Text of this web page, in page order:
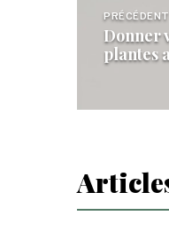
de
PRÉCÉDENT
Donner
plantes